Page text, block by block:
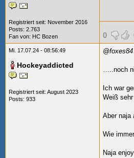
Registriert seit: November 2016
Posts: 2.763
Fan von: HC Bozen 0
Mi. 17.07.24 - 08:56:49
Hockeyaddicted
Registriert seit: August 2023
Posts: 933
@foxes84
…..noch
Ich war
Weiß
Aber naja
Wie
Naja